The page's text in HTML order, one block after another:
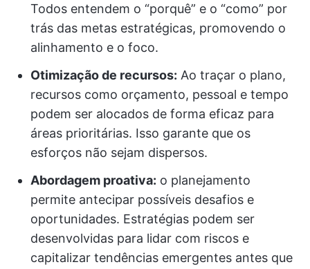
Todos entendem o “porquê” e o “como” por
trás das metas estratégicas, promovendo o
alinhamento e o foco.
Otimização de recursos: Ao traçar o plano,
recursos como orçamento, pessoal e tempo
podem ser alocados de forma eficaz para
áreas prioritárias. Isso garante que os
esforços não sejam dispersos.
Abordagem proativa: o planejamento
permite antecipar possíveis desafios e
oportunidades. Estratégias podem ser
desenvolvidas para lidar com riscos e
capitalizar tendências emergentes antes que